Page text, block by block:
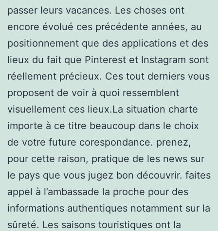
passer leurs vacances. Les choses ont
encore évolué ces précédente années, au
positionnement que des applications et des
lieux du fait que Pinterest et Instagram sont
réellement précieux. Ces tout derniers vous
proposent de voir à quoi ressemblent
visuellement ces lieux.La situation charte
importe à ce titre beaucoup dans le choix
de votre future corespondance. prenez,
pour cette raison, pratique de les news sur
le pays que vous jugez bon découvrir. faites
appel à l’ambassade la proche pour des
informations authentiques notamment sur la
sûreté. Les saisons touristiques ont la